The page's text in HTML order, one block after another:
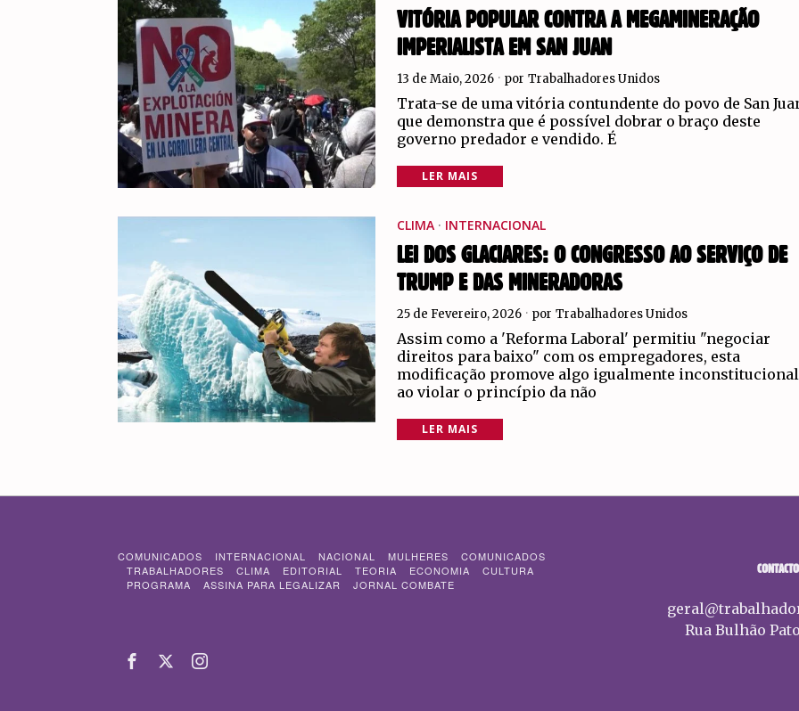
VITÓRIA POPULAR CONTRA A MEGAMINERAÇÃO
IMPERIALISTA EM SAN JUAN
13 de Maio, 2026 por Trabalhadores Unidos
Trata-se de uma vitória contundente do povo de San
que demonstra que é possível dobrar o braço deste
governo predador e vendido. É
LER MAIS
CLIMA · INTERNACIONAL
LEI DOS GLACIARES: O CONGRESSO AO SERVIÇO DE
TRUMP E DAS MINERADORAS
25 de Fevereiro, 2026 por Trabalhadores Unidos
Assim como a 'Reforma Laboral' permitiu "negociar
direitos para baixo" com os empregadores, esta
modificação promove algo igualmente inconstitucional
ao violar o princípio da não
LER MAIS
COMUNICADOS INTERNACIONAL NACIONAL MULHERES
COMUNICADOS
TRABALHADORES
CLIMA EDITORIAL TEORIA ECONOMIA
CULTURA
PROGRAMA
ASSINA PARA LEGALIZAR JORNAL COMBATE
Rua Bulhão